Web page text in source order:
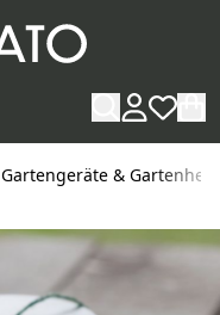
Gartengeräte &